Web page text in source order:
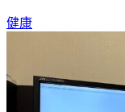
健康